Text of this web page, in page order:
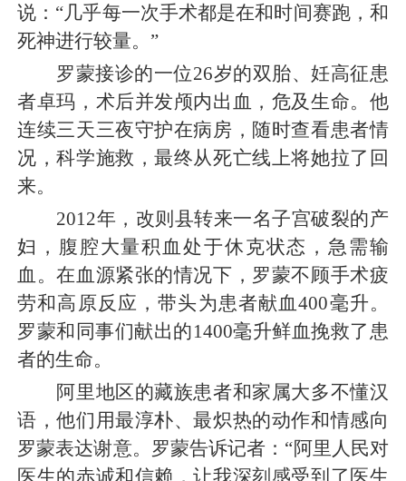
说：“几乎每一次手术都是在和时间赛跑，和
死神进行较量。”
罗蒙接诊的一位26岁的双胎、妊高征患
者卓玛，术后并发颅内出血，危及生命。他
连续三天三夜守护在病房，随时查看患者情
况，科学施救，最终从死亡线上将她拉了回
来。
2012年，改则县转来一名子宫破裂的产
妇，腹腔大量积血处于休克状态，急需输
血。在血源紧张的情况下，罗蒙不顾手术疲
劳和高原反应，带头为患者献血400毫升。
罗蒙和同事们献出的1400毫升鲜血挽救了患
者的生命。
阿里地区的藏族患者和家属大多不懂汉
语，他们用最淳朴、最炽热的动作和情感向
罗蒙表达谢意。罗蒙告诉记者：“阿里人民对
医生的赤诚和信赖，让我深刻感受到了医生